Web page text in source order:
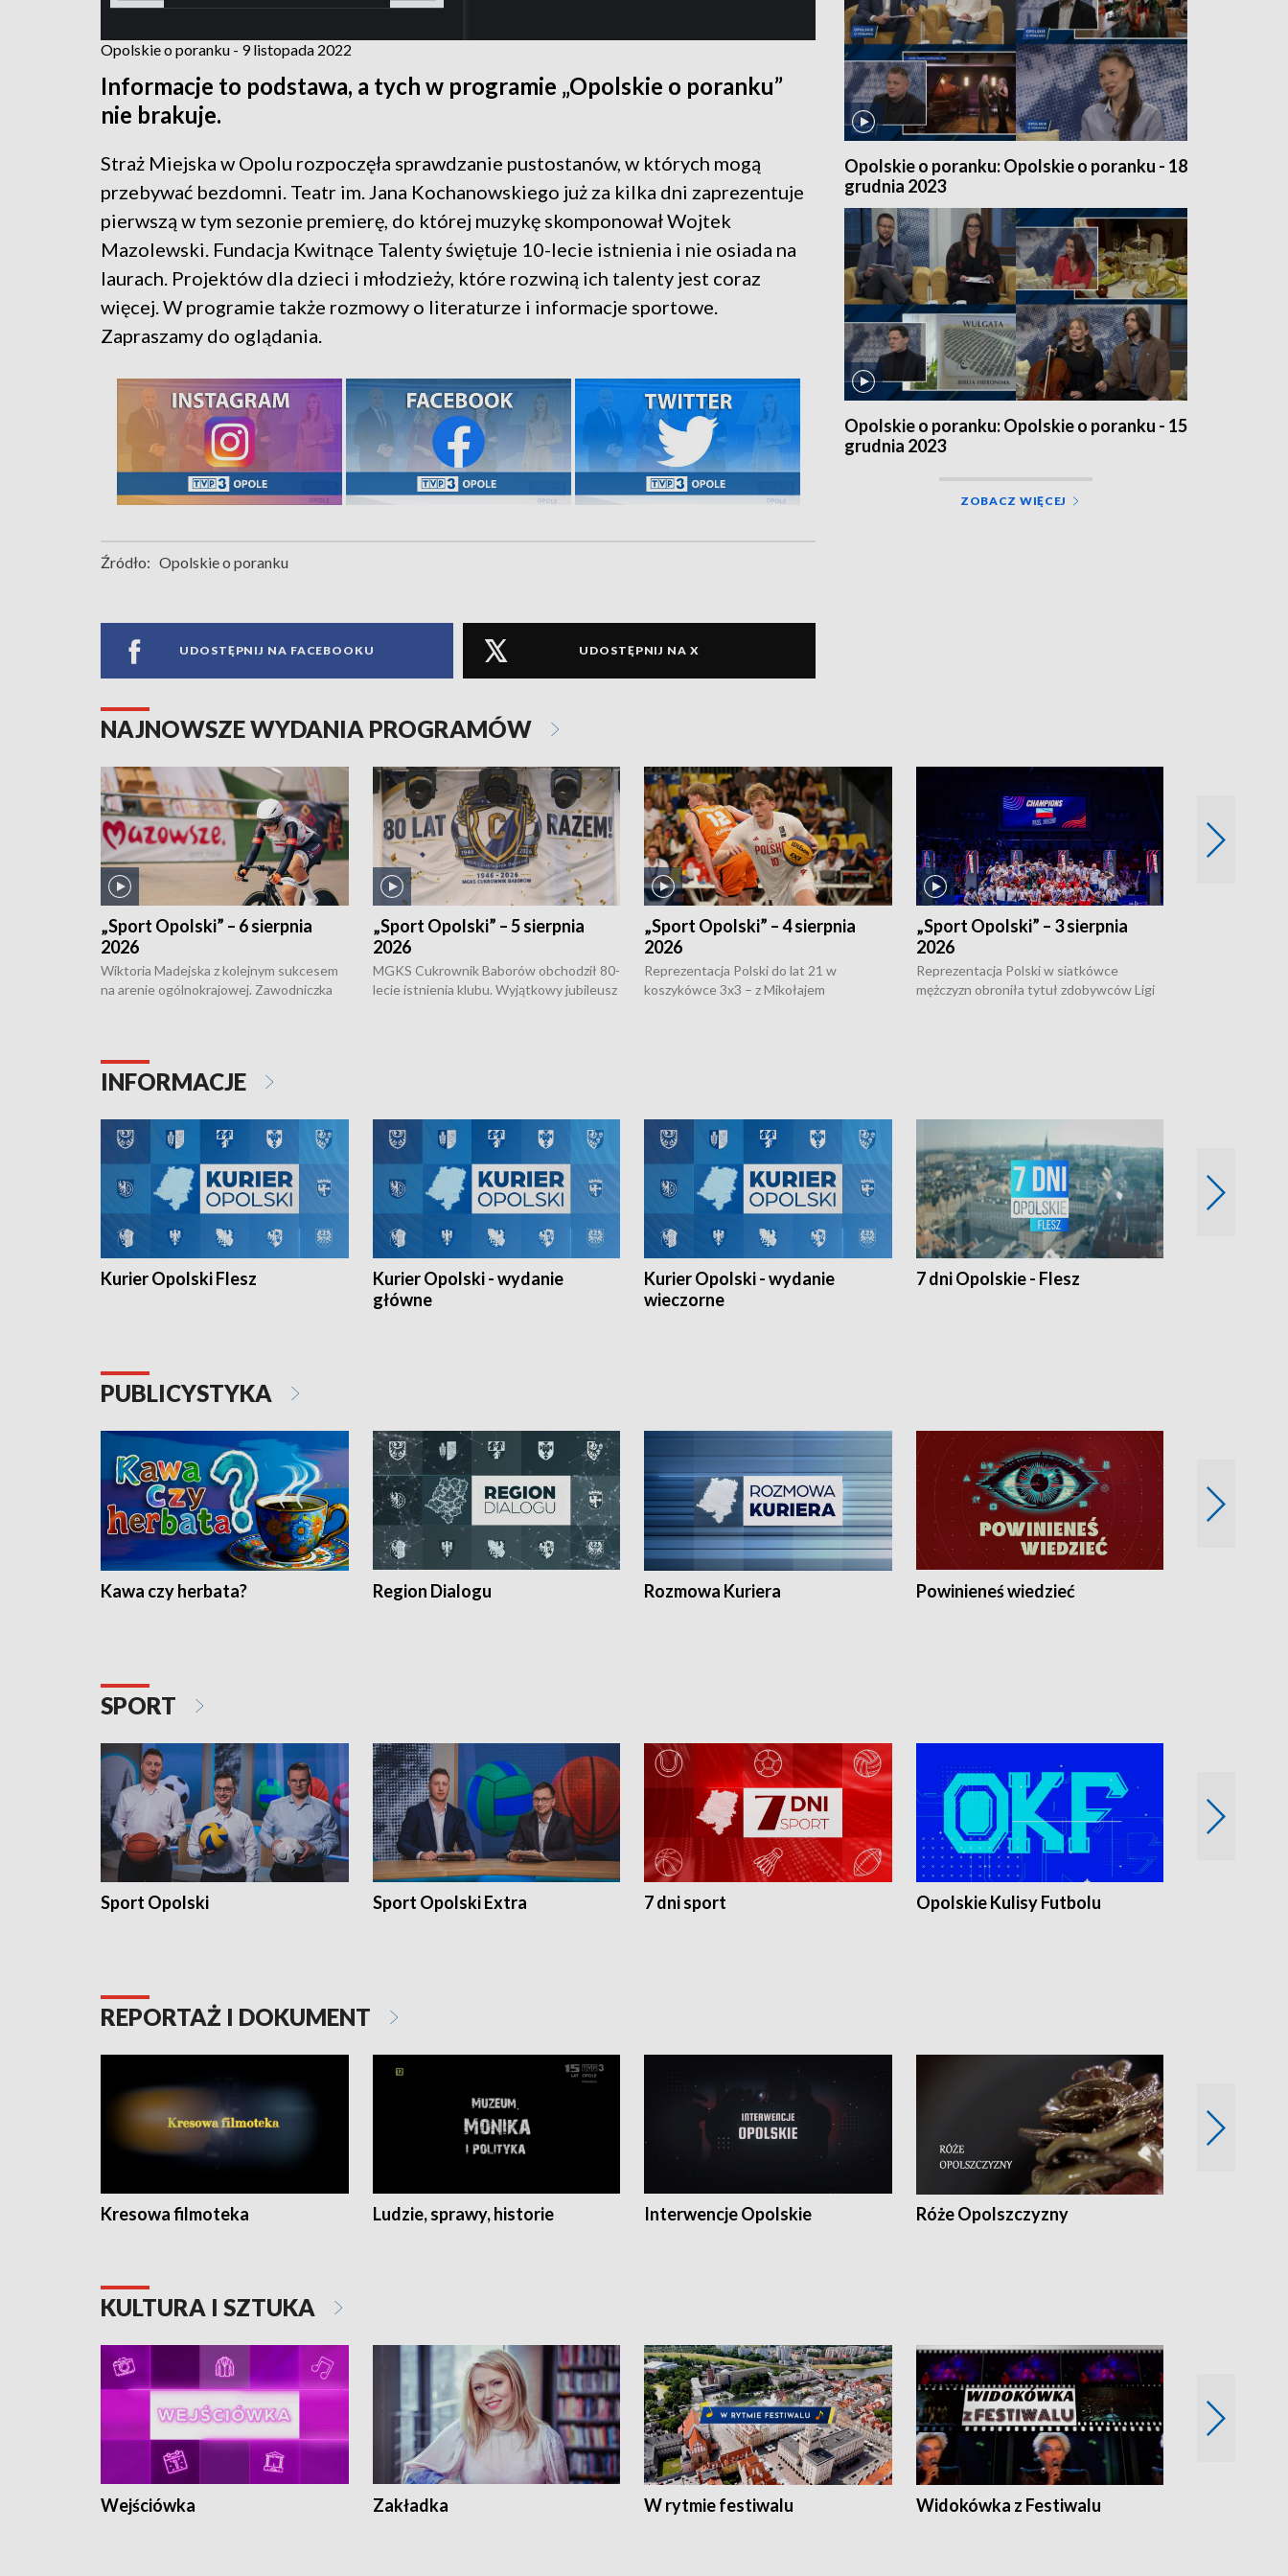
Opolskie o poranku - 9 listopada 2022
Informacje to podstawa, a tych w programie „Opolskie o poranku”
nie brakuje.
Straż Miejska w Opolu rozpoczęła sprawdzanie pustostanów, w których mogą
przebywać bezdomni. Teatr im. Jana Kochanowskiego już za kilka dni zaprezentuje
pierwszą w tym sezonie premierę, do której muzykę skomponował Wojtek
Mazolewski. Fundacja Kwitnące Talenty świętuje 10-lecie istnienia i nie osiada na
laurach. Projektów dla dzieci i młodzieży, które rozwiną ich talenty jest coraz
więcej. W programie także rozmowy o literaturze i informacje sportowe.
Zapraszamy do oglądania.
Źródło: Opolskie o poranku
UDOSTĘPNIJ NA FACEBOOKU UDOSTĘPNIJ NA X
Opolskie o poranku: Opolskie o poranku - 18
grudnia 2023
Opolskie o poranku: Opolskie o poranku - 15
grudnia 2023
ZOBACZ WIĘCEJ
NAJNOWSZE WYDANIA PROGRAMÓW
„Sport Opolski” – 6 sierpnia
2026
Wiktoria Madejska z kolejnym sukcesem
na arenie ogólnokrajowej. Zawodniczka
torowym.
„Sport Opolski” – 5 sierpnia
2026
MGKS Cukrownik Baborów obchodził 80-
lecie istnienia klubu. Wyjątkowy jubileusz
„Sport Opolski” – 4 sierpnia
2026
Reprezentacja Polski do lat 21 w
koszykówce 3x3 – z Mikołajem
„Sport Opolski” – 3 sierpnia
2026
Reprezentacja Polski w siatkówce
mężczyzn obroniła tytuł zdobywców Ligi
INFORMACJE
Kurier Opolski Flesz
Kurier Opolski - wydanie
główne
Kurier Opolski - wydanie
wieczorne
7 dni Opolskie - Flesz
PUBLICYSTYKA
Kawa czy herbata? Region Dialogu Rozmowa Kuriera Powinieneś wiedzieć
SPORT
Sport Opolski Sport Opolski Extra 7 dni sport Opolskie Kulisy Futbolu
REPORTAŻ I DOKUMENT
Kresowa filmoteka Ludzie, sprawy, historie Interwencje Opolskie Róże Opolszczyzny
KULTURA I SZTUKA
Wejściówka Zakładka W rytmie festiwalu Widokówka z Festiwalu